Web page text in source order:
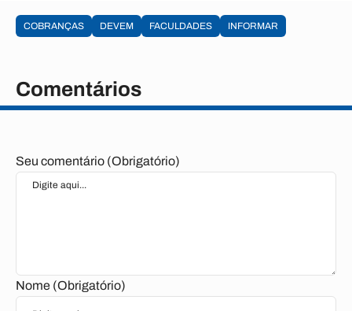
COBRANÇAS DEVEM FACULDADES INFORMAR
Comentários
Seu comentário (Obrigatório)
Nome (Obrigatório)